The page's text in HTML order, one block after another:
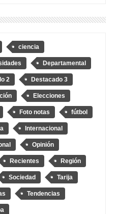
ciencia
Departamental
2 Destacado 3
Elecciones
Foto notas fútbol
Internacional
Opinión
Recientes Región
Sociedad Tarija
Tendencias